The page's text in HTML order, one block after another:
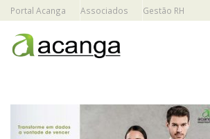
Portal Acanga Associados Gestão RH